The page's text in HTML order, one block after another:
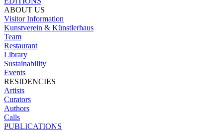
ABOUT US
Visitor Information
Kunstverein & Künstlerhaus
Team
Restaurant
Library
Sustainability
Events
RESIDENCIES
Artists
Curators
Authors
Calls
PUBLICATIONS